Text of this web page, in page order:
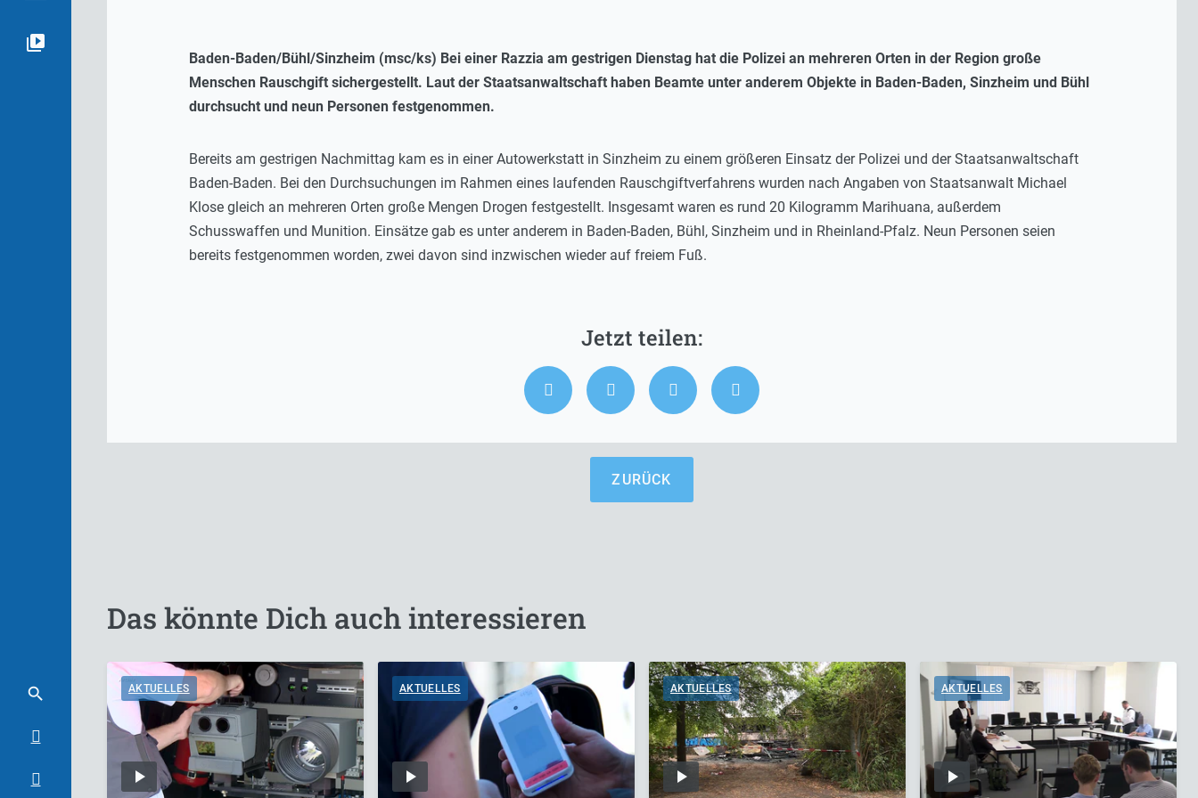
Baden-Baden/Bühl/Sinzheim (msc/ks) Bei einer Razzia am gestrigen Dienstag hat die Polizei an mehreren Orten in der Region große
Menschen Rauschgift sichergestellt. Laut der Staatsanwaltschaft haben Beamte unter anderem Objekte in Baden-Baden, Sinzheim und Bühl
durchsucht und neun Personen festgenommen.
Bereits am gestrigen Nachmittag kam es in einer Autowerkstatt in Sinzheim zu einem größeren Einsatz der Polizei und der Staatsanwaltschaft
Baden-Baden. Bei den Durchsuchungen im Rahmen eines laufenden Rauschgiftverfahrens wurden nach Angaben von Staatsanwalt Michael
Klose gleich an mehreren Orten große Mengen Drogen festgestellt. Insgesamt waren es rund 20 Kilogramm Marihuana, außerdem
Schusswaffen und Munition. Einsätze gab es unter anderem in Baden-Baden, Bühl, Sinzheim und in Rheinland-Pfalz. Neun Personen seien
bereits festgenommen worden, zwei davon sind inzwischen wieder auf freiem Fuß.
ZURÜCK
Das könnte Dich auch interessieren
AKTUELLES AKTUELLES AKTUELLES AKTUELLES